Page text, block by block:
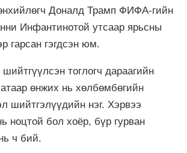
Доналд Трамп ФИФА-гийн
Инфантинотой утсаар ярьсны
гарсан гэгдсэн юм.
тоглогч дараагийн
өнжих нь хөлбөмбөгийн
шийтгэлүүдийн нэг. Хэрвээ
ноцтой бол хоёр, бүр гурван
ч бий.